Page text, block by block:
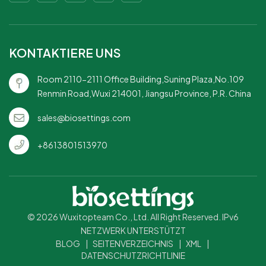
langlebig: Hält
ohne zu zerbrechen.
Lebensmittel sicher
KONTAKTIERE UNS
Room 2110-2111 Office Building,Suning Plaza,No.109
Renmin Road,Wuxi 214001, Jiangsu Province, P.R. China
sales@biosettings.com
+8613801513970
© 2026 Wuxitopteam Co., Ltd. All Right Reserved. IPv6
NETZWERK UNTERSTÜTZT
BLOG
| SEITENVERZEICHNIS | XML
|
DATENSCHUTZRICHTLINIE